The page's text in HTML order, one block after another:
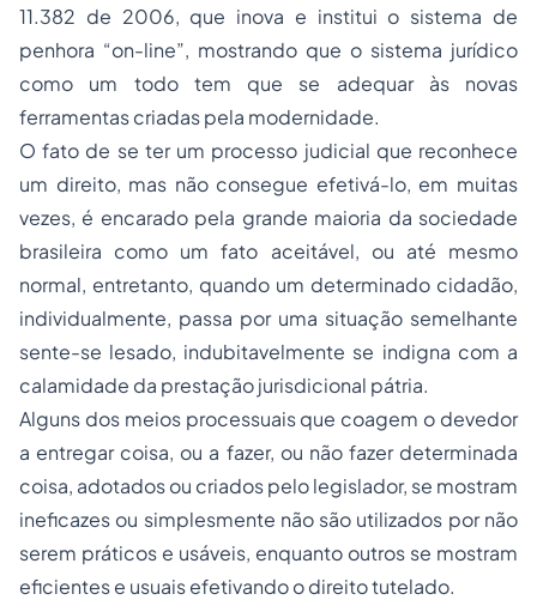
11.382 de 2006, que inova e institui o sistema de
penhora “on-line”, mostrando que o sistema jurídico
como um todo tem que se adequar às novas
ferramentas criadas pela modernidade.
O fato de se ter um processo judicial que reconhece
um direito, mas não consegue efetivá-lo, em muitas
vezes, é encarado pela grande maioria da sociedade
brasileira como um fato aceitável, ou até mesmo
normal, entretanto, quando um determinado cidadão,
individualmente, passa por uma situação semelhante
sente-se lesado, indubitavelmente se indigna com a
calamidade da prestação jurisdicional pátria.
Alguns dos meios processuais que coagem o devedor
a entregar coisa, ou a fazer, ou não fazer determinada
coisa, adotados ou criados pelo legislador, se mostram
ineficazes ou simplesmente não são utilizados por não
serem práticos e usáveis, enquanto outros se mostram
eficientes e usuais efetivando o direito tutelado.